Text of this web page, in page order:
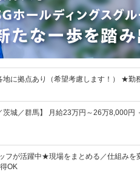
地に拠点あり（希望考慮します！） ★
茨城／群馬】 月給23万円～26万8,000円
フが活躍中★現場をまとめる／仕組みを
OK